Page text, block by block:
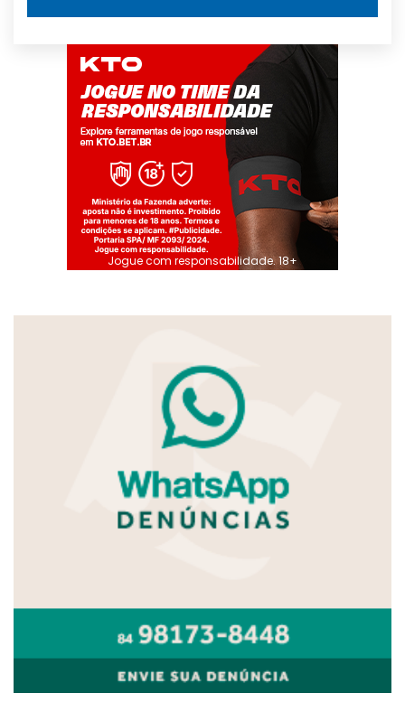
Jogue com responsabilidade. 18+